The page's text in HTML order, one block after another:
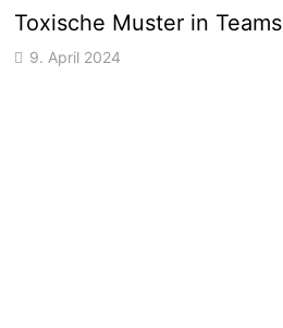
Toxische Muster in Teams
9. April 2024